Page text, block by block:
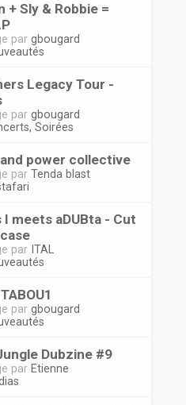
+ Sly & Robbie =
par gbougard
Legacy Tour -
par gbougard
Soirées
power collective
par Tenda blast
meets aDUBta - Cut
par ITAL
par gbougard
Dubzine #9
par Etienne